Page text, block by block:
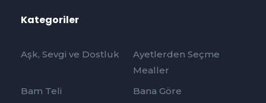
Kategoriler
Aşk, Sevgi ve Dostluk
Ayetlerden Seçme
Mealler
Bam Teli
Bana Göre